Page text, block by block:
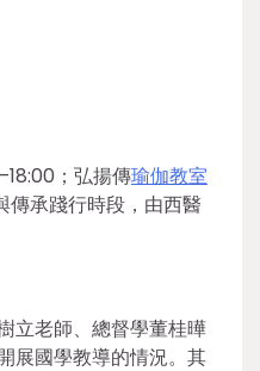
；弘揚傳瑜伽教室
承踐行時段，由西醫
立老師、總督學董桂曄
展國學教導的情況。其